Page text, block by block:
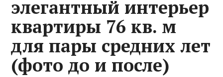
элегантный интерьер
квартиры 76 кв. м
для пары средних лет
(фото до и после)